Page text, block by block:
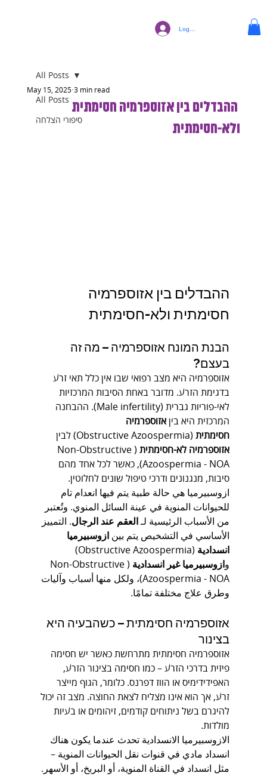
Log In
All Posts
סיפורי הצלחה
All Posts
ההבדלים בין אזוספרמיה חסימתית
ולא-חסימתית
May 15, 2025 3 min read
ההבדלים בין אזוספרמיה
חסימתית ולא-חסימתית
הבנת המונח אזוספרמיה – מה זה
בעצם?
אזוספרמיה היא מצב רפואי שבו אין כלל תאי זרע
בדגימת הזרע. מדובר באחת הסיבות המרכזיות
לאי-פוריות גברית (Male infertility). ההבחנה
המרכזית היא בין אזוספרמיה
חסימתית (Obstructive Azoospermia) לבין
אזוספרמיה לא-חסימתית (Non-Obstructive
Azoospermia - NOA), כאשר לכל אחד מהם
סיבות, מנגנונים ודרכי טיפול שונים לחלוטין.
ازوسبيرميا هي حالة طبية يتم فيها انعدام تام
للحيوانات المنوية في عينة السائل المنوي. وتُعتبر
من الأسباب الرئيسية لـ العقم عند الرجال. التمييز
الأساسي في التشخيص يتم بين ازوسبيرميا
انسدادية
(Obstructive Azoospermia)
وازوسبيرميا غير انسدادية (Non-Obstructive
Azoospermia - NOA)، ولكل منها أسباب وآليات
وطرق علاج مختلفة تمامًا.
אזוספרמיה חסימתית – כשהבעיה היא
בצינור
אזוספרמיה חסימתית מתרחשת כאשר יש חסימה
פיזית בדרכי הזרע – כמו חסימה בצינור הזרע,
האפידידימיס או הווז דפרנס. כלומר, הגוף מייצר
זרע, אך הוא אינו מצליח לצאת החוצה. מצב זה יכול
להיגרם בשל ניתוחים קודמים, זיהומים או בעיות
מולדות.
الازوسبيرميا الانسدادية تحدث عندما يكون هناك
انسداد مادي في قنوات نقل الحيوانات المنوية –
مثل انسداد في القناة المنوية، أو البربخ، أو الأسهر.